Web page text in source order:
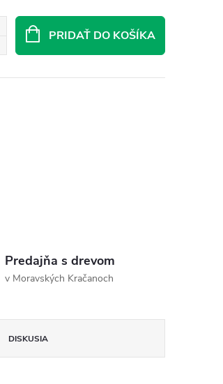
PRIDAŤ DO KOŠÍKA
Predajňa s drevom
v Moravských Kračanoch
DISKUSIA